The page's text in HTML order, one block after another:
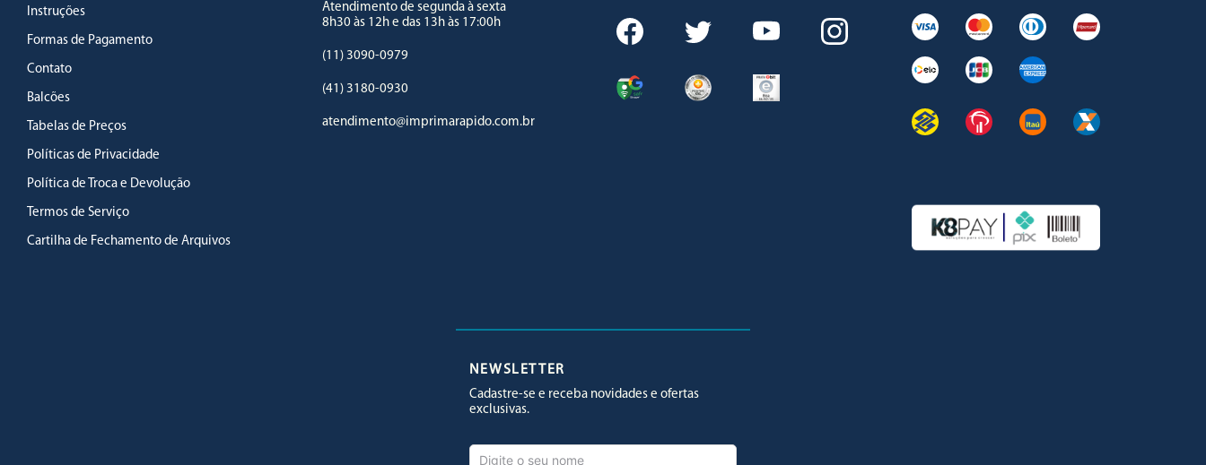
Instruções
Formas de Pagamento
Contato
Balcões
Tabelas de Preços
Políticas de Privacidade
Política de Troca e Devolução
Termos de Serviço
Cartilha de Fechamento de Arquivos
Atendimento de segunda à sexta
8h30 às 12h e das 13h às 17:00h
(11) 3090-0979
(41) 3180-0930
atendimento@imprimarapido.com.br
NEWSLETTER
Cadastre-se e receba novidades e ofertas
exclusivas.